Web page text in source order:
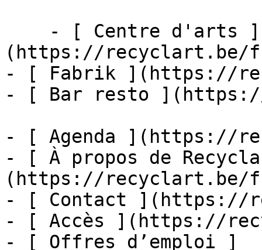
(https://recyclart.be/
- [ Fabrik ](https://
- [ Bar resto
- [ Agenda ](https://
- [ À propos de
(https://recyclart.be/
- [ Contact ](https://
- [ Accès ](https://
- [ Offres d’emploi ]